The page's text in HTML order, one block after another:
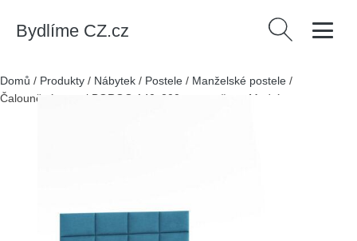
Bydlíme CZ.cz Vyhledávání
Domů / Produkty / Nábytek / Postele / Manželské postele /
Čalouněná postel BORGO 140x200 cm s roštem Modrá